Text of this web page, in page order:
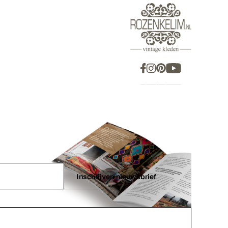
Inschrijven nieuwsbrief